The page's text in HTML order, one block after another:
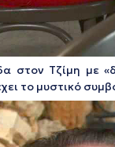
στον Τζίμη με
το μυστικό